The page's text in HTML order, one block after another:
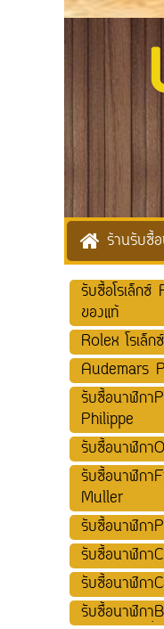
ร้านรับซื้
รับซื้อโรเล็ก
ของแท้
Rolex โรเล็กซ์
Audemars
รับซื้อนาฬิกา
Philippe
รับซื้อนาฬิกา
รับซื้อนาฬิกา
Muller
รับซื้อนาฬิกา
รับซื้อนาฬิกา
รับซื้อนาฬิกา
รับซื้อนาฬิกาฺฺ